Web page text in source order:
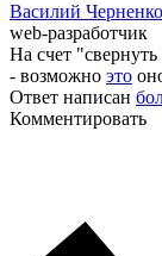
Василий
web-разработчик
На счет
- возможно это
Ответ написан
Комментировать